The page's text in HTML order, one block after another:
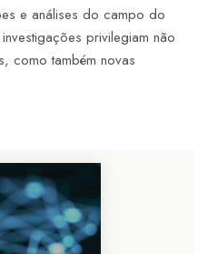
e análises do campo do
privilegiam não
como também novas